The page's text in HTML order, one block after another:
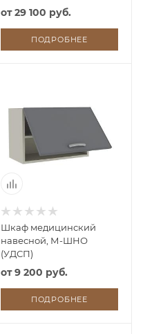
от29 100 руб.
ПОДРОБНЕЕ
Шкаф медицинский
навесной, М-ШНО
(УДСП)
от9 200 руб.
ПОДРОБНЕЕ